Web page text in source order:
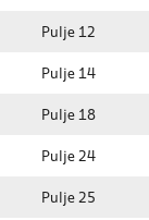
Pulje 12
Pulje 14
Pulje 18
Pulje 24
Pulje 25